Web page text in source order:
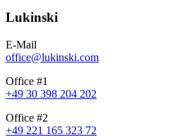
Lukinski
E-Mail
office@lukinski.com
Office #1
+49 30 398 204 202
Office #2
+49 221 165 323 72